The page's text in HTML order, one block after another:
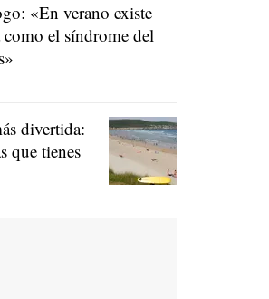
«En verano existe
el síndrome del
divertida:
que tienes